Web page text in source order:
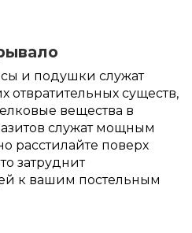
и подушки служат
существ,
вещества в
служат мощным
расстилайте поверх
затруднит
к вашим постельным